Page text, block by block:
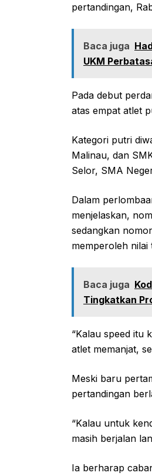
pertandingan,
Baca juga
UKM
Pada debut
atas empat atlet
Kategori putri
Malinau, dan
Selor, SMA
Dalam
menjelaskan,
sedangkan
memperoleh nilai
Baca juga
Tingkatkan
“Kalau speed itu
atlet memanjat,
Meski baru
pertandingan
“Kalau untuk
masih berjalan
Ia berharap